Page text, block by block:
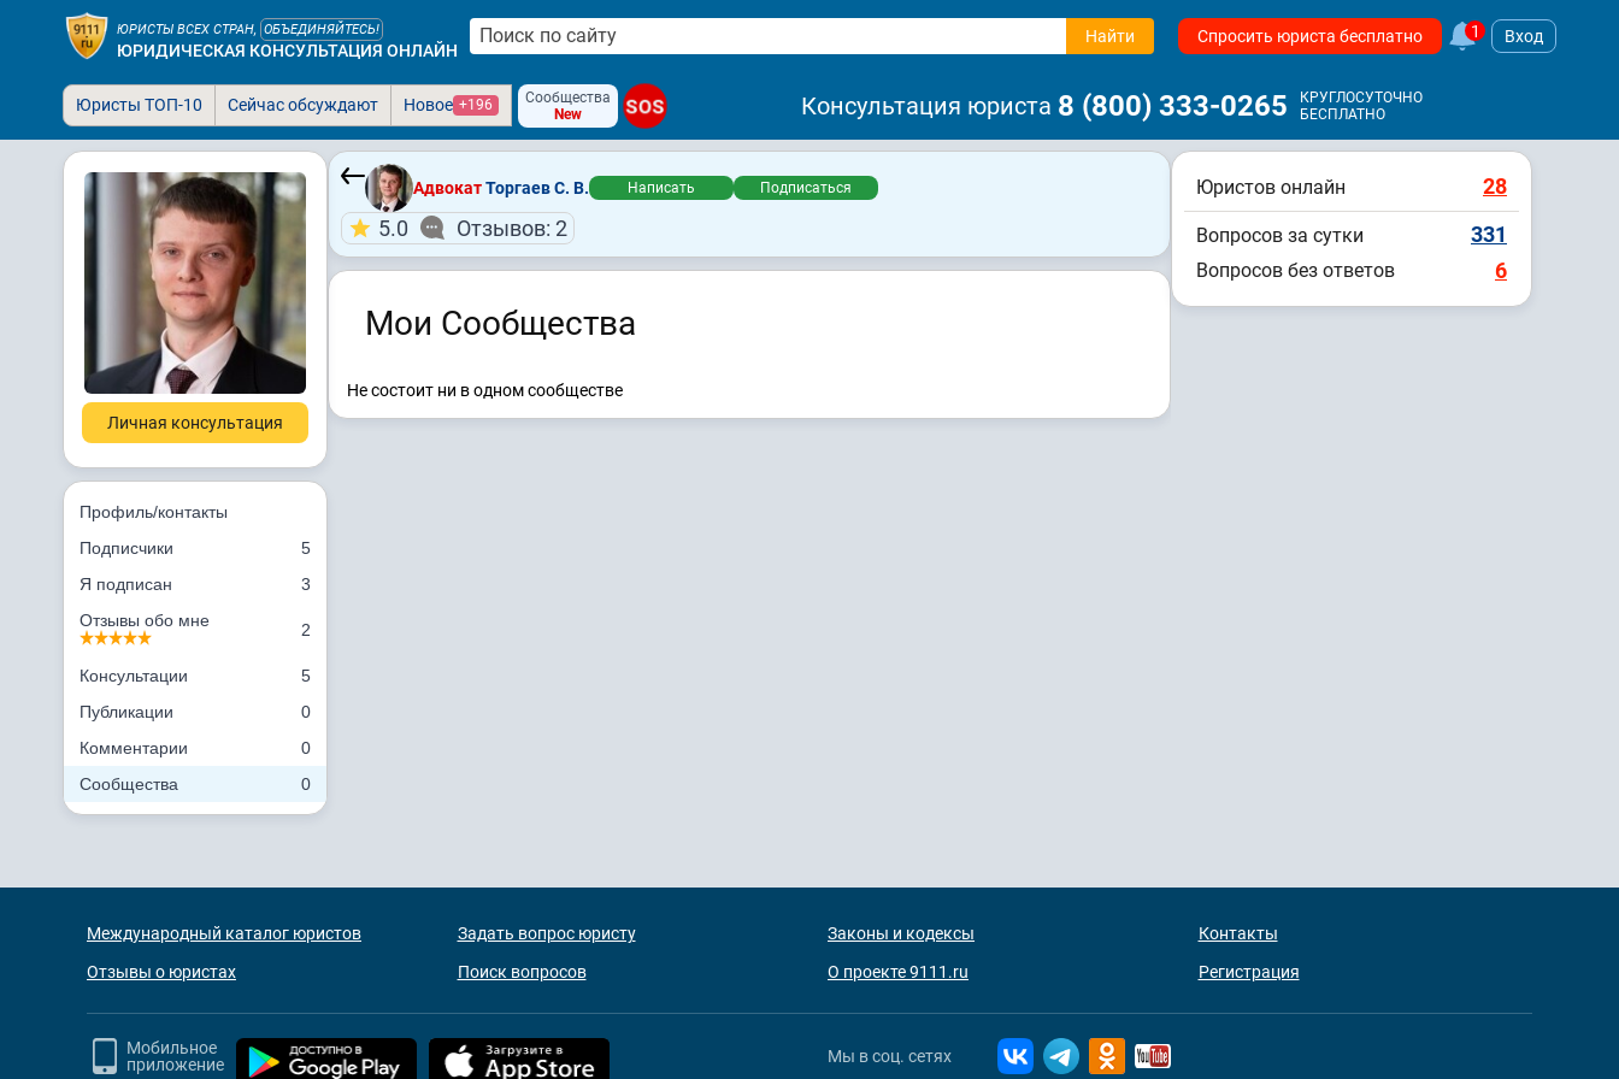
ЮРИСТЫ ВСЕХ СТРАН, ОБЪЕДИНЯЙТЕСЬ!
ЮРИДИЧЕСКАЯ КОНСУЛЬТАЦИЯ ОНЛАЙН
Найти Спросить юриста бесплатно 1 Вход
Юристы ТОП-10 Сейчас обсуждают Новое +196
Сообщества
New
SOS Консультация юриста 8 (800) 333-0265
КРУГЛОСУТОЧНО
БЕСПЛАТНО
Личная консультация
Профиль/контакты
Подписчики
5
Я подписан
3
Отзывы обо мне
2
Консультации
5
Публикации
0
Комментарии
0
Сообщества
0
АдвокатТоргаев С. В. Написать Подписаться
5.0 Отзывов: 2
Мои Сообщества
Не состоит ни в одном сообществе
Юристов онлайн 28
Вопросов за сутки 331
Вопросов без ответов 6
Международный каталог юристов
Отзывы о юристах
Задать вопрос юристу
Поиск вопросов
Законы и кодексы
О проекте 9111.ru
Контакты
Регистрация
Мобильное
приложение
Мы в соц. сетях